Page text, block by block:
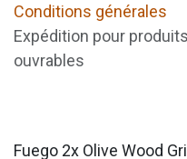
Conditions générales
Expédition pour
ouvrables
Fuego 2x Olive Wood